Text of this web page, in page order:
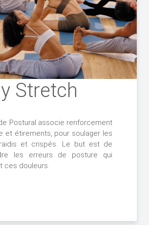
Stretch
Postural associe renforcement
et étirements, pour soulager les
et crispés. Le but est de
les erreurs de posture qui
ces douleurs.